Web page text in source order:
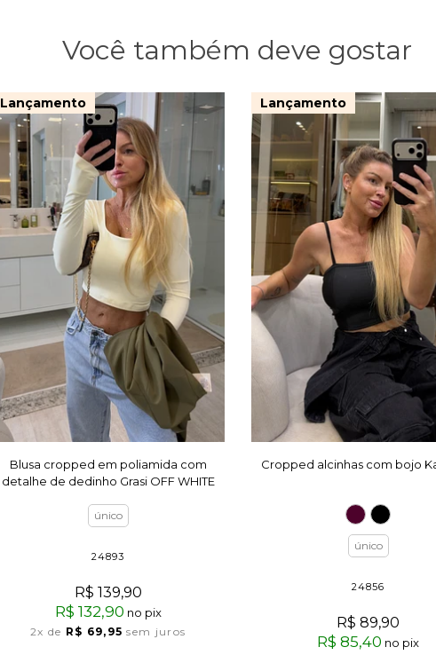
Você também deve gostar
Lançamento
Blusa cropped em poliamida com
detalhe de dedinho Grasi OFF WHITE
único
24893
R$ 139,90
R$ 132,90 no pix
2x de R$ 69,95 sem juros
Lançamento
Cropped alcinhas com bojo
único
24856
R$ 89,90
R$ 85,40 no pix